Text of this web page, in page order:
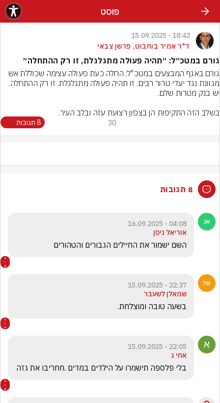
פוסט
18:42 - 15.09.2025
ד"ר אמיר בוחבוט, פרשן צבאי
גורם במטכ״ל: ״תהיה פעולה מתגלגלת, זו רק ההתחלה״
בשלב הזה התקיפות הן בצפון רצועת עזה ובלב העיר.
30 8 תגובות
8 תגובות
04:08 - 16.09.2025
אוריאל ניסן
השם ישמור את החיילים הגבורים והטהורים
22:37 - 15.09.2025
שמאלן לשעבר
בשעה טובה ומוצלחת.
22:05 - 15.09.2025
אחי ג
בלי פלספה תישמרו על הילדים במדים .חחריבו את גזה